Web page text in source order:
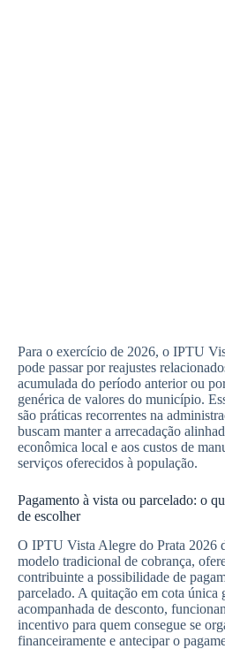
Para o exercício de 2026, o IPTU
pode passar por reajustes
acumulada do período anterior ou
genérica de valores do município.
são práticas recorrentes na
buscam manter a arrecadação
econômica local e aos custos de
serviços oferecidos à população.
Pagamento à vista ou parcelado: o
de escolher
O IPTU Vista Alegre do Prata 2026
modelo tradicional de cobrança,
contribuinte a possibilidade de
parcelado. A quitação em cota única
acompanhada de desconto,
incentivo para quem consegue se
financeiramente e antecipar o